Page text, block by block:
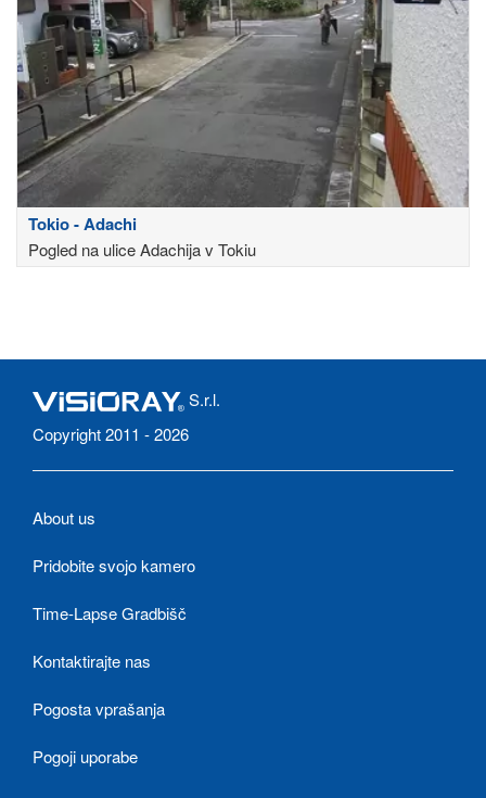
Tokio - Adachi
Pogled na ulice Adachija v Tokiu
S.r.l.
Copyright 2011 - 2026
About us
Pridobite svojo kamero
Time-Lapse Gradbišč
Kontaktirajte nas
Pogosta vprašanja
Pogoji uporabe